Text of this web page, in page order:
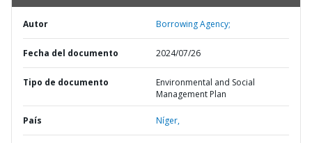
Autor Borrowing Agency;
Fecha del documento 2024/07/26
Tipo de documento
Environmental and Social
Management Plan
País Níger,